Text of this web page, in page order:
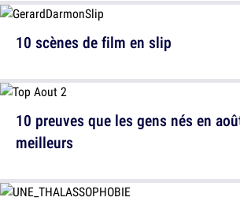
10 preuves que les gens nés en
meilleurs
10 scènes de film en slip